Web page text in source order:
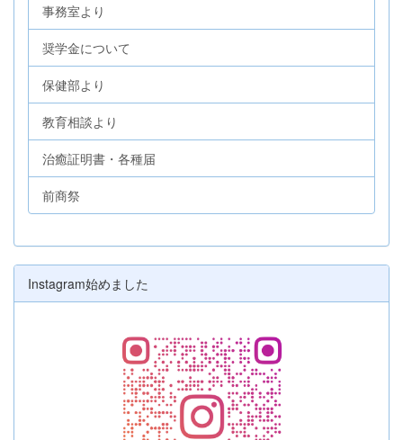
事務室より
奨学金について
保健部より
教育相談より
治癒証明書・各種届
前商祭
Instagram始めました